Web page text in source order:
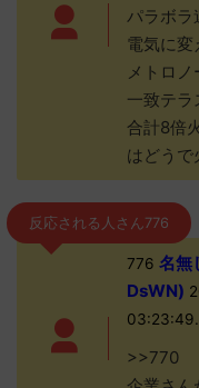
パラボラ
電気に変
メトロ
一致テラ
合計8倍
はどうで
反応される人さん776
776 名無
DsWN)
>>770